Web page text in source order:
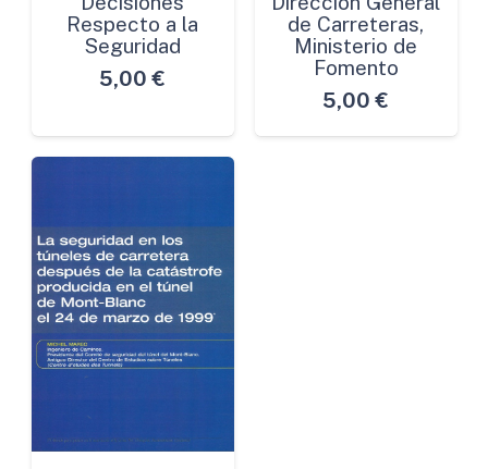
Respecto a la
Seguridad
5,00 €
de Carreteras,
Ministerio de
Fomento
5,00 €